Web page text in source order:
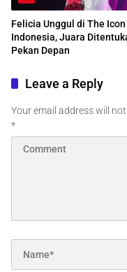
Felicia Unggul di The Icon
Indonesia, Juara
Pekan Depan
Leave a Reply
Your email address will not
*